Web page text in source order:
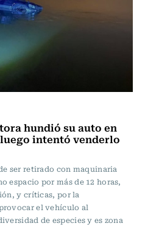
hundió su auto en
intentó venderlo
ser retirado con maquinaria
espacio por más de 12 horas,
y críticas, por la
el vehículo al
de especies y es zona